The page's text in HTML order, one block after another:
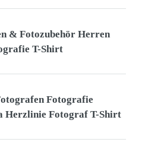
& Fotozubehör Herren
T-Shirt
Fotografie
Herzlinie Fotograf T-Shirt